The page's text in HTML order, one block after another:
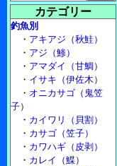
カテゴリー
釣魚別
・ アキアジ（秋鮭）
・ アジ（鯵）
・ アマダイ（甘鯛）
・ イサキ（伊佐木）
・ オニカサゴ（鬼笠
子）
・ カイワリ（貝割）
・ カサゴ（笠子）
・ カワハギ（皮剥）
・ カレイ（鰈）